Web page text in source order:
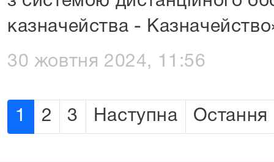
казначейства -
30 жовтня 2024, 11:56
1 2 3 Наступна Остання